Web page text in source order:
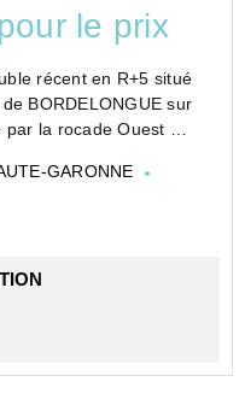
le prix
récent en R+5 situé
BORDELONGUE sur
par la rocade Ouest et
et partiellement clo...
GARONNE